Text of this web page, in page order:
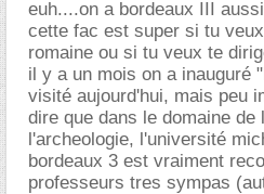
euh....on a bordeaux III
cette fac est super si tu
romaine ou si tu veux te
il y a un mois on a inauguré
visité aujourd'hui, mais peu
dire que dans le domaine de
l'archeologie, l'université
bordeaux 3 est vraiment
professeurs tres sympas